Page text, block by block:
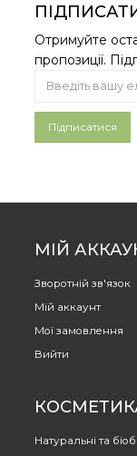
Отримуйте
пропозиції.
МІЙ
Зворотній зв'язок
Мій аккаунт
Мої замовлення
Вийти
Натуральні та